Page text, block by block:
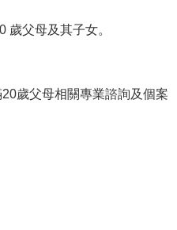
歲父母及其子女。
歲父母相關專業諮詢及個案